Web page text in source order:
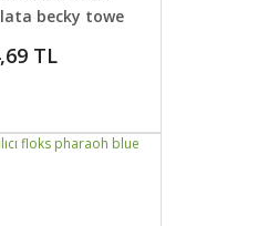
becky towe
TL